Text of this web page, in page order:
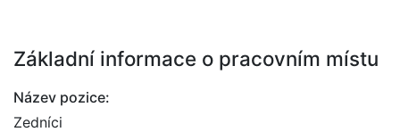
Základní informace o pracovním místu
Název pozice:
Zedníci